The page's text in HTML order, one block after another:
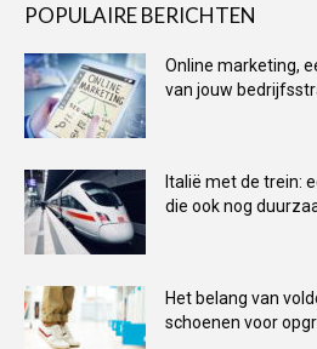
POPULAIRE BERICHTEN
Online marketing,
van jouw
Italië met de trein:
die ook nog
Het belang van
schoenen voor